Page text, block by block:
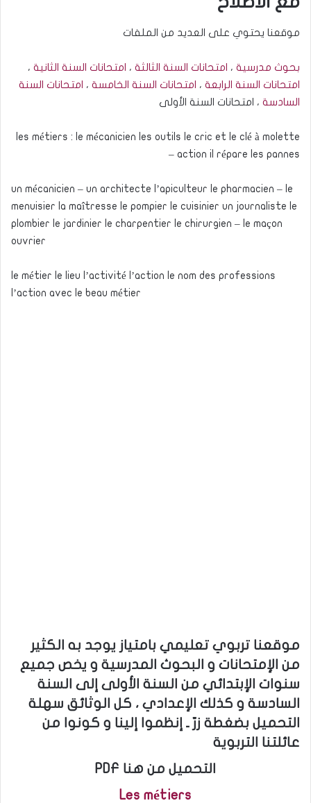
موقعنا يحتوي على العديد من الملفات
بحوث مدرسية ، امتحانات السنة الثالثة ، امتحانات السنة الثانية ،
امتحانات السنة الرابعة ، امتحانات السنة الخامسة ، امتحانات السنة
السادسة ، امتحانات السنة الأولى
les métiers : le mécanicien les outils le cric et le clé à molette
– action il répare les pannes
un mécanicien – un architecte l’apiculteur le pharmacien – le
menuisier la maîtresse le pompier le cuisinier un journaliste le
plombier le jardinier le charpentier le chirurgien – le maçon
ouvrier
le métier le lieu l’activité l’action le nom des professions
l’action avec le beau métier
موقعنا تربوي تعليمي بامتياز يوجد به الكثير
من الإمتحانات و البحوث المدرسية و يخص جميع
سنوات الإبتدائي من السنة الأولى إلى السنة
السادسة و كذلك الإعدادي ، كل الوثائق سهلة
التحميل بضغطة زرّ ـ إنظموا إلينا و كونوا من
عائلتنا التربوية
PDF التحميل من هنا
Les métiers